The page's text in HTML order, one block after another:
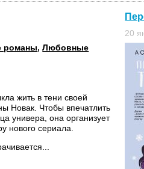
романы,Любовные
жить в тени своей
Новак. Чтобы впечатлить
универа, она организует
нового сериала.
20